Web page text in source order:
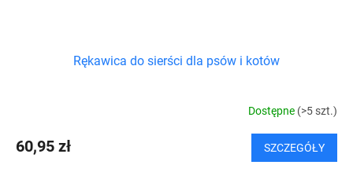
Rękawica do sierści dla psów i kotów
Dostępne (>5 szt.)
60,95 zł SZCZEGÓŁY